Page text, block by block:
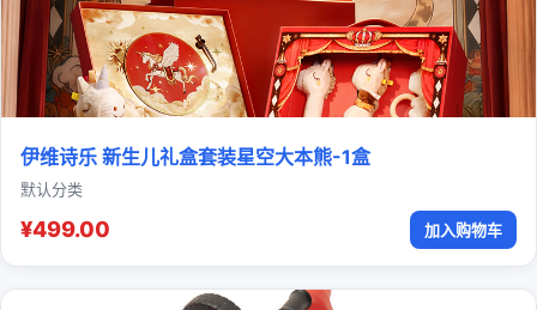
伊维诗乐 新生儿礼盒套装星空大本熊-1盒
默认分类
¥499.00 加入购物车